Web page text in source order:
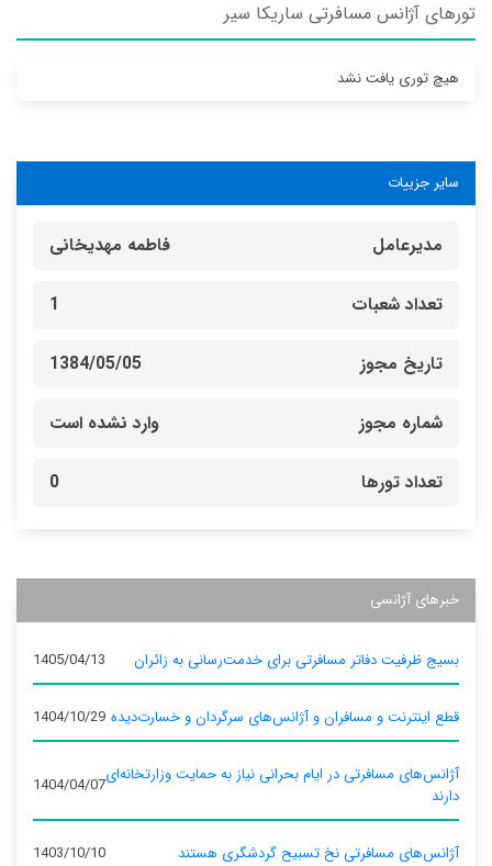
تورهای آژانس مسافرتی ساريکا سير
هیچ توری یافت نشد
سایر جزییات
مدیرعامل فاطمه مهدیخانی
تعداد شعبات 1
تاریخ مجوز 1384/05/05
شماره مجوز وارد نشده است
تعداد تورها 0
خبرهای آژانسی
بسیج ظرفیت دفاتر مسافرتی برای خدمت‌رسانی به زائران 1405/04/13
قطع اینترنت و مسافران و آژانس‌های سرگردان و خسارت‌دیده 1404/10/29
آژانس‌های مسافرتی در ایام بحرانی نیاز به حمایت وزارتخانه‌ای
دارند
1404/04/07
آژانس‌های مسافرتی نخ تسبیح گردشگری هستند 1403/10/10